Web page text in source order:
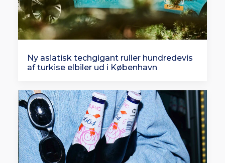
Ny asiatisk techgigant ruller hundredevis
af turkise elbiler ud i København